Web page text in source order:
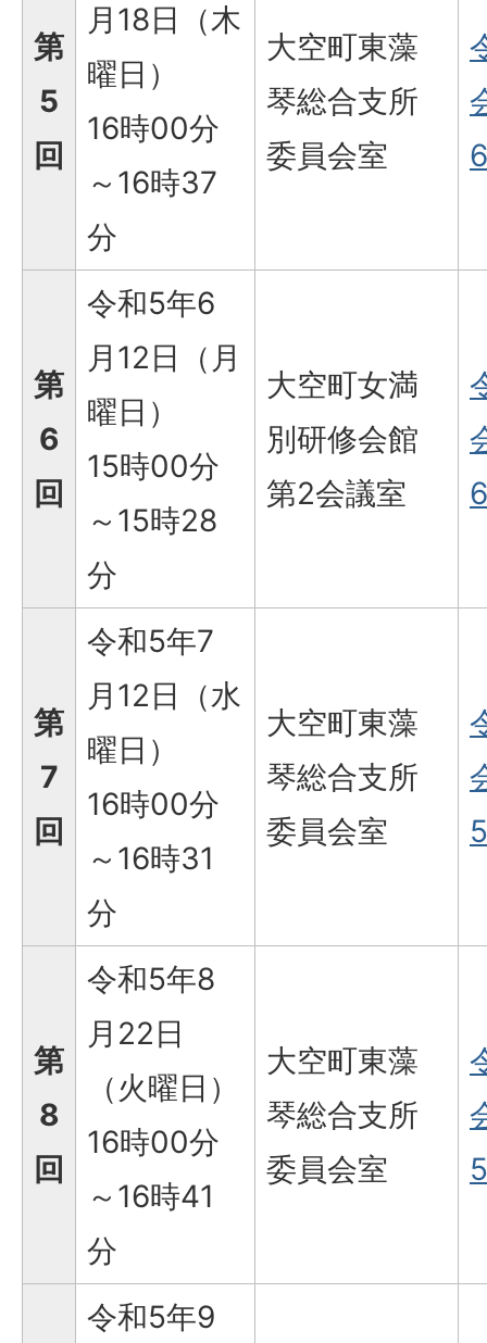
第
5
回
月18日（木
曜日）
16時00分
～16時37
分
大空町東藻
琴総合支所
委員会室
第
6
回
令和5年6
月12日（月
曜日）
15時00分
～15時28
分
大空町女満
別研修会館
第2会議室
第
7
回
令和5年7
月12日（水
曜日）
16時00分
～16時31
分
大空町東藻
琴総合支所
委員会室
第
8
回
令和5年8
月22日
（火曜日）
16時00分
～16時41
分
大空町東藻
琴総合支所
委員会室
令和5年9